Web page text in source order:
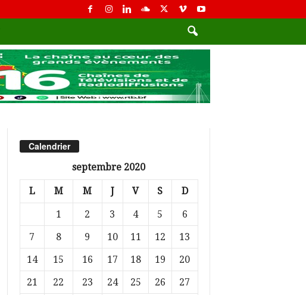
Calendrier
septembre 2020
L M M J V S D
1 2 3 4 5
6
7
8 9 10 11 12
13
14
15 16 17 18 19
20
21
22 23 24 25 26
27